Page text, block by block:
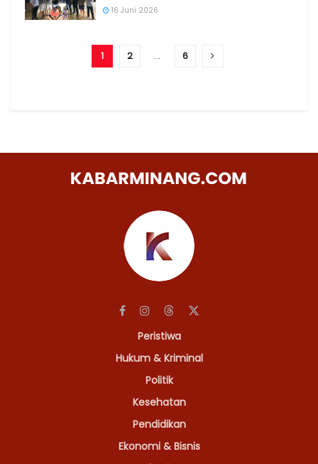
16 Juni 2026
1 2 … 6
Peristiwa
Hukum & Kriminal
Politik
Kesehatan
Pendidikan
Ekonomi & Bisnis